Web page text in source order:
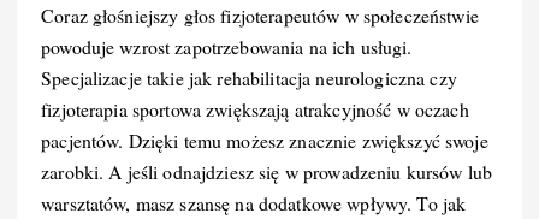
Coraz głośniejszy głos fizjoterapeutów w społeczeństwie
powoduje wzrost zapotrzebowania na ich usługi.
Specjalizacje takie jak rehabilitacja neurologiczna czy
fizjoterapia sportowa zwiększają atrakcyjność w oczach
pacjentów. Dzięki temu możesz znacznie zwiększyć swoje
zarobki. A jeśli odnajdziesz się w prowadzeniu kursów lub
warsztatów, masz szansę na dodatkowe wpływy. To jak